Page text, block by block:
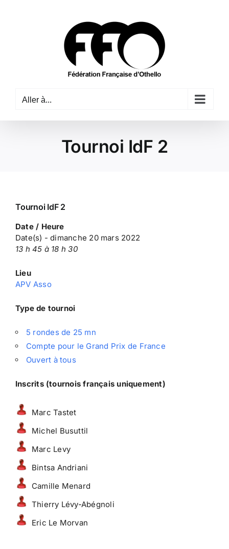
Aller à...
Tournoi IdF 2
Tournoi IdF 2
Date / Heure
Date(s) - dimanche 20 mars 2022
13 h 45 à 18 h 30
Lieu
APV Asso
Type de tournoi
5 rondes de 25 mn
Compte pour le Grand Prix de France
Ouvert à tous
Inscrits (tournois français uniquement)
Marc Tastet
Michel Busuttil
Marc Levy
Bintsa Andriani
Camille Menard
Thierry Lévy-Abégnoli
Eric Le Morvan